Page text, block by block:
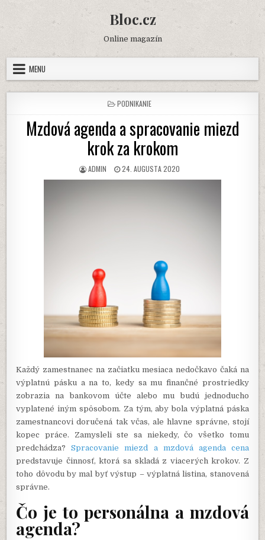
content
Bloc.cz
Online magazín
MENU
POSTED
IN
PODNIKANIE
Mzdová agenda a spracovanie miezd
krok za krokom
AUTHOR:
ADMIN
PUBLISHED
DATE:
24. AUGUSTA 2020
Každý zamestnanec na začiatku mesiaca nedočkavo čaká na
výplatnú pásku a na to, kedy sa mu finančné prostriedky
zobrazia na bankovom účte alebo mu budú jednoducho
vyplatené iným spôsobom. Za tým, aby bola výplatná páska
zamestnancovi doručená tak včas, ale hlavne správne, stojí
kopec práce. Zamysleli ste sa niekedy, čo všetko tomu
predchádza?Spracovanie miezd a mzdová agenda cena
predstavuje činnosť, ktorá sa skladá z viacerých krokov. Z
toho dôvodu by mal byť výstup – výplatná listina, stanovená
správne.
Čo je to personálna a mzdová
agenda?